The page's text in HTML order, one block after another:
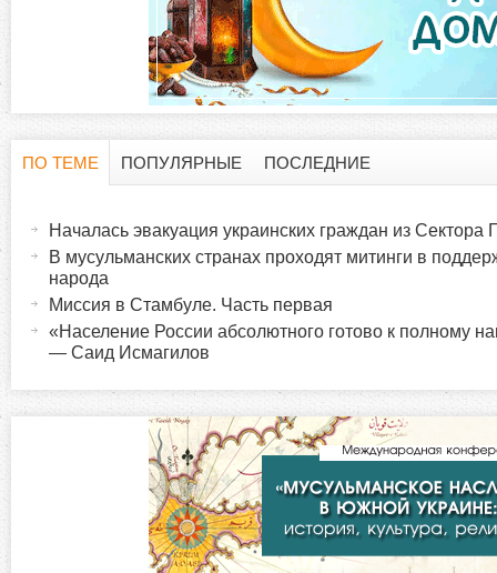
з
ПО ТЕМЕ
я
ПОПУЛЯРНЫЕ ПОСЛЕДНИЕ
Началась эвакуация украинских граждан из Сектора
В мусульманских странах проходят митинги в
народа
Миссия в Стамбуле. Часть первая
«Население России абсолютного готово к полному
— Саид Исмагилов